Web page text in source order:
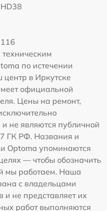
по истечении
в Иркутске
официальной
Цены на ремонт,
не являются публичной
ГК РФ. Названия и
Optoma упоминаются
— чтобы обозначить
мы работаем. Наша
с владельцами
не представляет их
работ выполняются